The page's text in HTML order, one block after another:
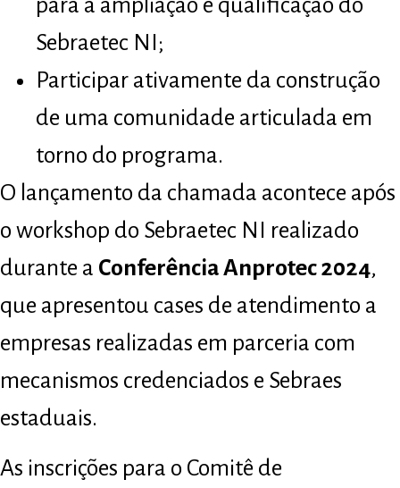
Sebraetec NI;
Participar ativamente da construção
de uma comunidade articulada em
torno do programa.
O lançamento da chamada acontece após
o workshop do Sebraetec NI realizado
durante a Conferência Anprotec 2024,
que apresentou cases de atendimento a
empresas realizadas em parceria com
mecanismos credenciados e Sebraes
estaduais.
As inscrições para o Comitê de